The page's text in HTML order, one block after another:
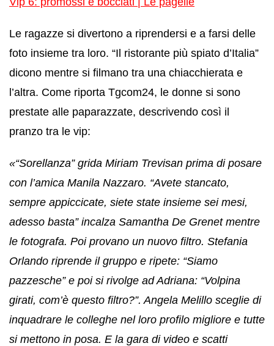
Le ragazze si divertono a riprendersi e a farsi delle
foto insieme tra loro. “Il ristorante più spiato d’Italia”
dicono mentre si filmano tra una chiacchierata e
l’altra. Come riporta Tgcom24, le donne si sono
prestate alle paparazzate, descrivendo così il
pranzo tra le vip:
«“Sorellanza” grida Miriam Trevisan prima di posare
con l’amica Manila Nazzaro. “Avete stancato,
sempre appiccicate, siete state insieme sei mesi,
adesso basta” incalza Samantha De Grenet mentre
le fotografa. Poi provano un nuovo filtro. Stefania
Orlando riprende il gruppo e ripete: “Siamo
pazzesche” e poi si rivolge ad Adriana: “Volpina
girati, com’è questo filtro?”. Angela Melillo sceglie di
inquadrare le colleghe nel loro profilo migliore e tutte
si mettono in posa. E la gara di video e scatti